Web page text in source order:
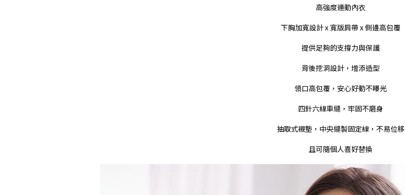
高強度運動內衣
下胸加寬設計 x 寬版肩帶 x 側邊高包覆
提供足夠的支撐力與保護
背後挖洞設計，增添造型
領口高包覆，安心好動不曝光
四針六線車縫，牢固不磨身
抽取式襯墊，中央縫製固定線，不易位移
且可隨個人喜好替換